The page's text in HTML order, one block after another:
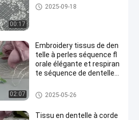
00:17
Tissu brodé de paillette
2025-09-18
02:07
Embroidery tissus de den
telle à perles séquence fl
orale élégante et respiran
te séquence de dentelle d
Tissu perlé de broderie
2025-05-26
Tissu en dentelle à corde